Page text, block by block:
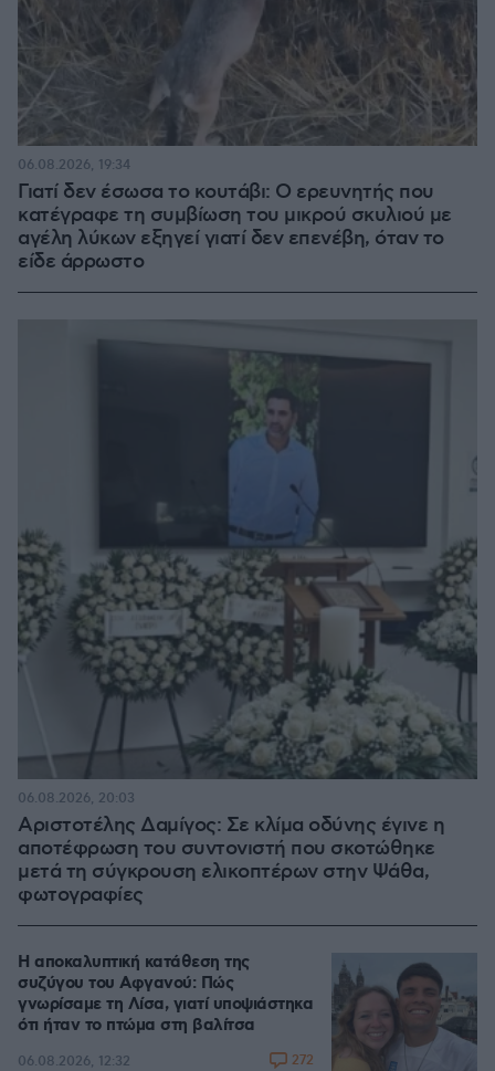
Γιατί δεν έσωσα το κουτάβι: Ο ερευνητής που
κατέγραφε τη συμβίωση του μικρού σκυλιού με
αγέλη λύκων εξηγεί γιατί δεν επενέβη, όταν το
είδε άρρωστο
06.08.2026, 19:34
Αριστοτέλης Δαμίγος: Σε κλίμα οδύνης έγινε η
αποτέφρωση του συντονιστή που σκοτώθηκε
μετά τη σύγκρουση ελικοπτέρων στην Ψάθα,
φωτογραφίες
06.08.2026, 20:03
Η αποκαλυπτική κατάθεση της
συζύγου του Αφγανού: Πώς
γνωρίσαμε τη Λίσα, γιατί υποψιάστηκα
ότι ήταν το πτώμα στη βαλίτσα
06.08.2026, 12:32 272